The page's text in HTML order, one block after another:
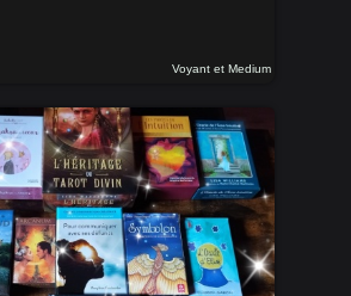
Voyant et Medium